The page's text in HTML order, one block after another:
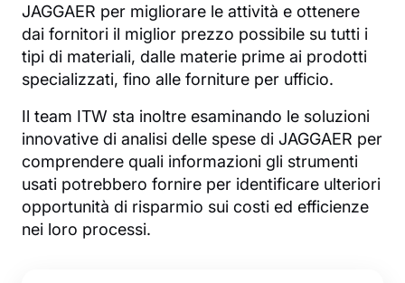
JAGGAER per migliorare le attività e ottenere
dai fornitori il miglior prezzo possibile su tutti i
tipi di materiali, dalle materie prime ai prodotti
specializzati, fino alle forniture per ufficio.
Il team ITW sta inoltre esaminando le soluzioni
innovative di analisi delle spese di JAGGAER per
comprendere quali informazioni gli strumenti
usati potrebbero fornire per identificare ulteriori
opportunità di risparmio sui costi ed efficienze
nei loro processi.